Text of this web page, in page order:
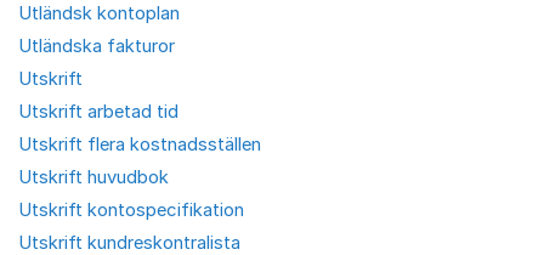
Utländsk kontoplan
Utländska fakturor
Utskrift
Utskrift arbetad tid
Utskrift flera kostnadsställen
Utskrift huvudbok
Utskrift kontospecifikation
Utskrift kundreskontralista